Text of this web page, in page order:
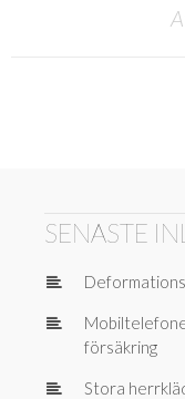
SENASTE
försäkring
Stora